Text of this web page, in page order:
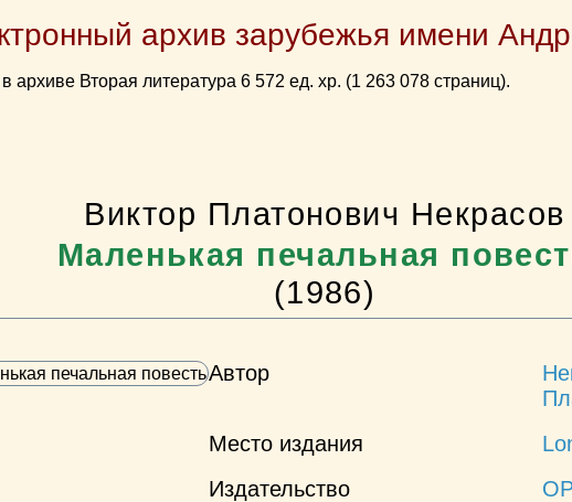
архив зарубежья имени
архиве Вторая литература 6 572 ед. хр. (1 263 078 страниц).
Виктор Платонович Некрасов
Маленькая печальная
(1986)
Автор
Место издания
Издательство